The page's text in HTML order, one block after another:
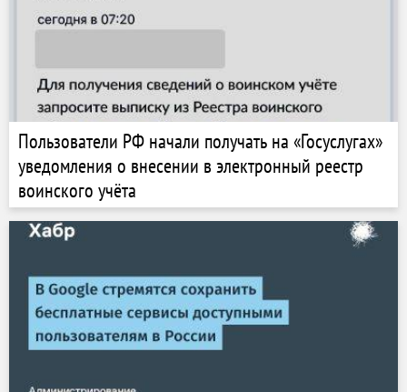
Пользователи РФ начали получать на «Госуслугах»
уведомления о внесении в электронный реестр
воинского учёта